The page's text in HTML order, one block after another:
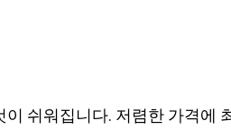
쉬워집니다. 저렴한 가격에